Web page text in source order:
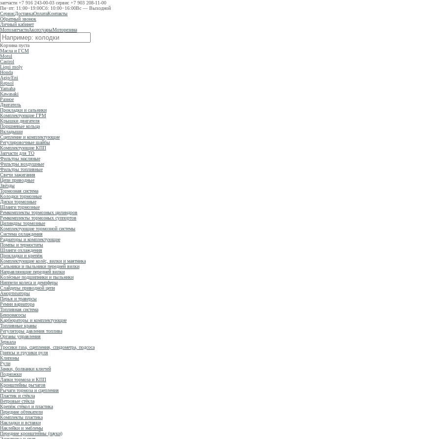
запчасти +7 916 243-00-03 сервис +7 903 208-11-00
Пн−пт: 11:00−19:00Сб: 10:00−16:00Вс — Выходной
СервисДоставкаОплатаКонтакты
Обратный звонок
Личный кабинет
МотозапчастиАксессуарыМоторезина
Корзина пуста
Масла и ГСМ
Motul
Castrol
Liqui moly
Honda
Agip/Eni
Repsol
Yamaha
Kawasaki
Разное
Двигатель
Прокладки и сальники
Комплектующие ГРМ
Крышки двигателя
Поршневые кольца
Вкладыши
Сцепление и комплектующие
Регулировочные шайбы
Комплектующие КПП
Запчасти для ТО
Фильтры масляные
Фильтры воздушные
Фильтры топливные
Свечи зажигания
Цепи приводные
Звёзды
Тормозная система
Колодки тормозные
Диски тормозные
Шланги тормозные
Ремкомплекты тормозных цилиндров
Ремкомплекты тормозных суппортов
Цилиндры тормозные
Комплектующие тормозной системы
Система охлаждения
Радиаторы и комплектующие
Помпы и термостаты
Шланги охлаждения
Прокладки и крепёж
Комплектующие колёс, вилки и маятника
Сальники и пыльники передней вилки
Направляющие передней вилки
Колёсные подшипники и пыльники
Ниппели колеса и демпферы
Слайдеры приводной цепи
Амортизаторы
Перья и траверсы
Ремни вариатора
Топливная система
Бензонасосы
Карбюраторы и комплектующие
Топливные краны
Регуляторы давления топлива
Органы управления
Зеркала
Тросики газа, сцепления, спидометра, подсоса
Грипсы и грузики руля
Клипоны
Рули
Замки, болванки ключей
Подножки
Лапки тормоза и КПП
Кронштейны рычагов
Рычаги тормоза и сцепления
Пластик и стёкла
Ветровые стёкла
Крепёж стёкол и пластика
Передние обтекатели
Комплекты пластика
Накладки и вставки
Наклейки и эмблемы
Передние кронштейны (пауки)